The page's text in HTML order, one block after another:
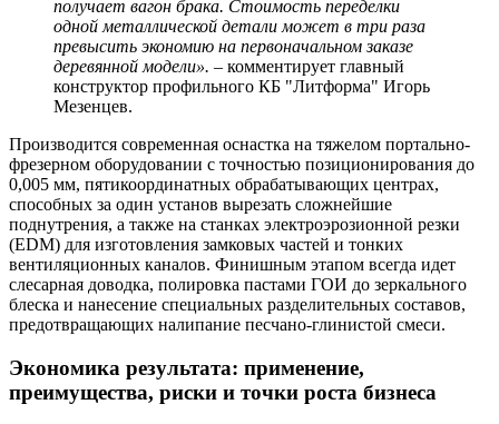
получает вагон брака. Стоимость переделки
одной металлической детали может в три раза
превысить экономию на первоначальном заказе
деревянной модели». – комментирует главный
конструктор профильного КБ "Литформа" Игорь
Мезенцев.
Производится современная оснастка на тяжелом портально-
фрезерном оборудовании с точностью позиционирования до
0,005 мм, пятикоординатных обрабатывающих центрах,
способных за один установ вырезать сложнейшие
поднутрения, а также на станках электроэрозионной резки
(EDM) для изготовления замковых частей и тонких
вентиляционных каналов. Финишным этапом всегда идет
слесарная доводка, полировка пастами ГОИ до зеркального
блеска и нанесение специальных разделительных составов,
предотвращающих налипание песчано-глинистой смеси.
Экономика результата: применение,
преимущества, риски и точки роста бизнеса